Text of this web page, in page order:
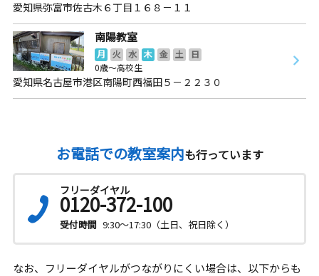
愛知県弥富市佐古木６丁目１６８－１１
南陽教室
月 火 水 木 金 土
日
0歳～高校生
愛知県名古屋市港区南陽町西福田５－２２３０
お電話での教室案内も行っています
フリーダイヤル
0120-372-100
受付時間 9:30～17:30（土日、祝日除く）
なお、フリーダイヤルがつながりにくい場合は、以下からも